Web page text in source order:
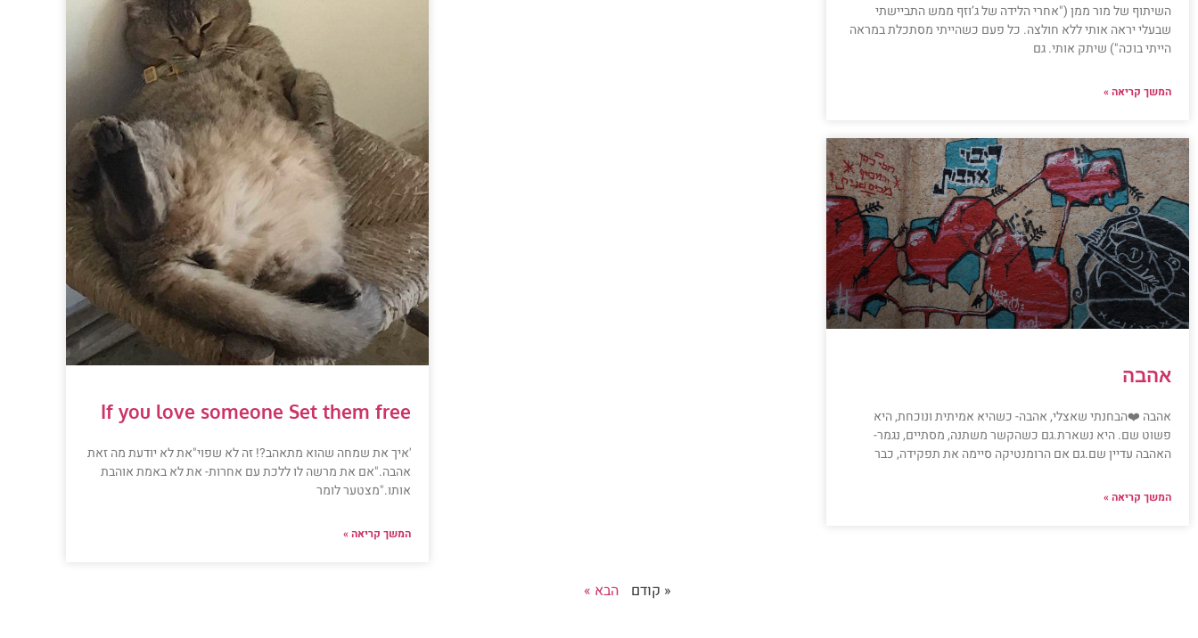
השיתוף של מור ממן ("אחרי הלידה של ג’וזף ממש התביישתי
שבעלי יראה אותי ללא חולצה. כל פעם כשהייתי מסתכלת במראה
הייתי בוכה") שיתק אותי. גם
המשך קריאה »
If you love someone Set them free
'איך את שמחה שהוא מתאהב?! זה לא שפוי"את לא יודעת מה זאת
אהבה."אם את מרשה לו ללכת עם אחרות- את לא באמת אוהבת
אותו."מצטער לומר
המשך קריאה »
אהבה
אהבה ❤️הבחנתי שאצלי, אהבה- כשהיא אמיתית ונוכחת, היא
פשוט שם. היא נשארת.גם כשהקשר משתנה, מסתיים, נגמר-
האהבה עדיין שם.גם אם הרומנטיקה סיימה את תפקידה, כבר
המשך קריאה »
« קודם הבא »